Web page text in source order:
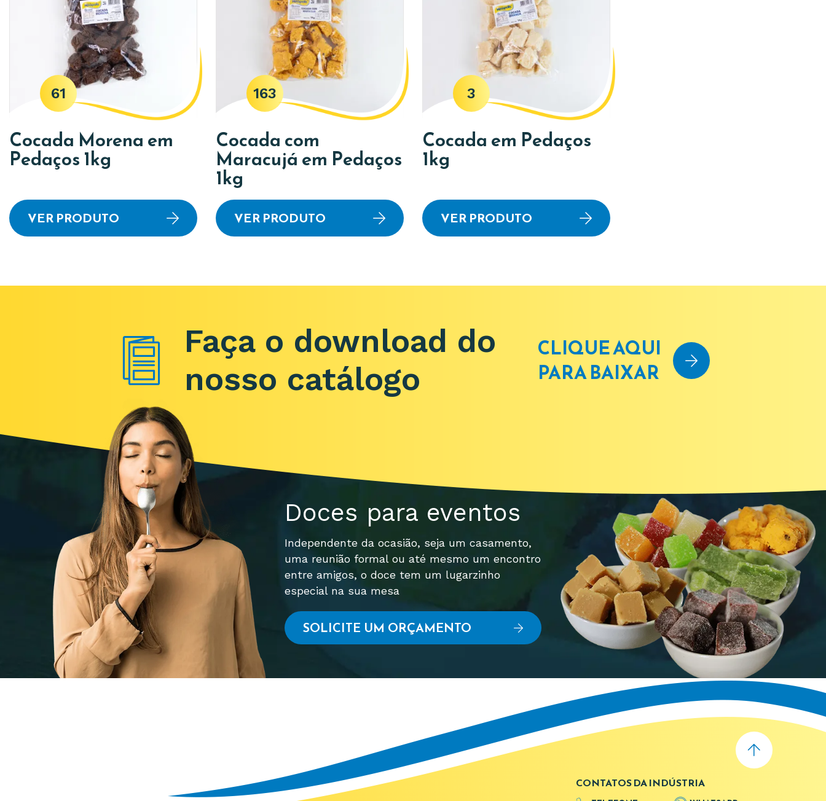
61
Cocada Morena em
Pedaços 1kg
VER PRODUTO
163
Cocada com
Maracujá em Pedaços
1kg
VER PRODUTO
3
Cocada em Pedaços
1kg
VER PRODUTO
Faça o download do
nosso catálogo
CLIQUE AQUI
PARA BAIXAR
Doces para eventos
Independente da ocasião, seja um casamento,
uma reunião formal ou até mesmo um encontro
entre amigos, o doce tem um lugarzinho
especial na sua mesa
SOLICITE UM ORÇAMENTO
CONTATOS DA INDÚSTRIA